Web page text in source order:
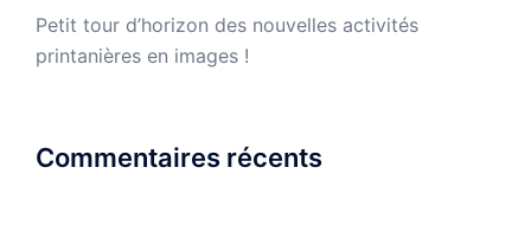
Petit tour d’horizon des nouvelles activités
printanières en images !
Commentaires récents